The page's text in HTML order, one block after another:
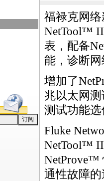
福禄克网
NetTool™
表，配备
能，诊断
增加了
兆以太网
测试功能选
Fluke
NetTool™
NetProve™
通性故障